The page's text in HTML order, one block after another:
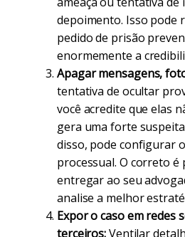
depoimento. Isso pode
pedido de prisão
enormemente a
Apagar mensagens,
tentativa de ocultar
você acredite que elas
gera uma forte suspeita
disso, pode configurar
processual. O correto
entregar ao seu
analise a melhor
Expor o caso em redes
terceiros:Ventilar